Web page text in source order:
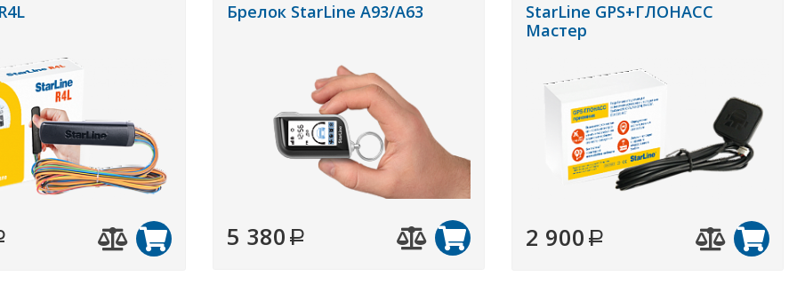
Брелок StarLine A93/A63
5 380
StarLine GPS+ГЛОНАСС
Мастер
2 900